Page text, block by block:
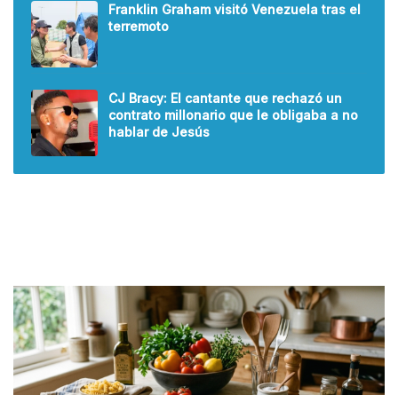
Franklin Graham visitó Venezuela tras el
terremoto
CJ Bracy: El cantante que rechazó un
contrato millonario que le obligaba a no
hablar de Jesús